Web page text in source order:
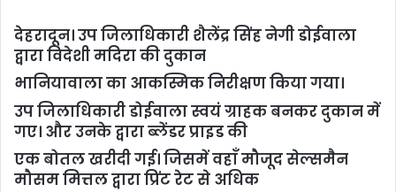
देहरादून। उप जिलाधिकारी शैलेंद्र सिंह नेगी डोईवाला
द्वारा विदेशी मदिरा की दुकान
भानियावाला का आकस्मिक निरीक्षण किया गया।
उप जिलाधिकारी डोईवाला स्वयं ग्राहक बनकर दुकान में
गए। और उनके द्वारा ब्लेंडर प्राइड की
एक बोतल खरीदी गई। जिसमें वहाँ मौजूद सेल्समैन
मौसम मित्तल द्वारा प्रिंट रेट से अधिक